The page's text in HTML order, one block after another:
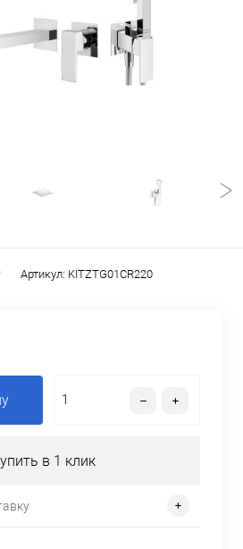
Артикул: KITZTG01CR220
в 1 клик